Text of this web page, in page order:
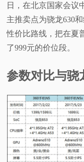
页
快
评
测
视
频
日，在北京国家会议
主推卖点为骁龙630
性价比路线，把在夏
了999元的价位段。
参数对比与骁